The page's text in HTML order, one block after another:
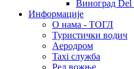
Виноград Del
Информације
О нама - ТОГЛ
Туристички водич
Аеродром
Taxi служба
Ред вожње